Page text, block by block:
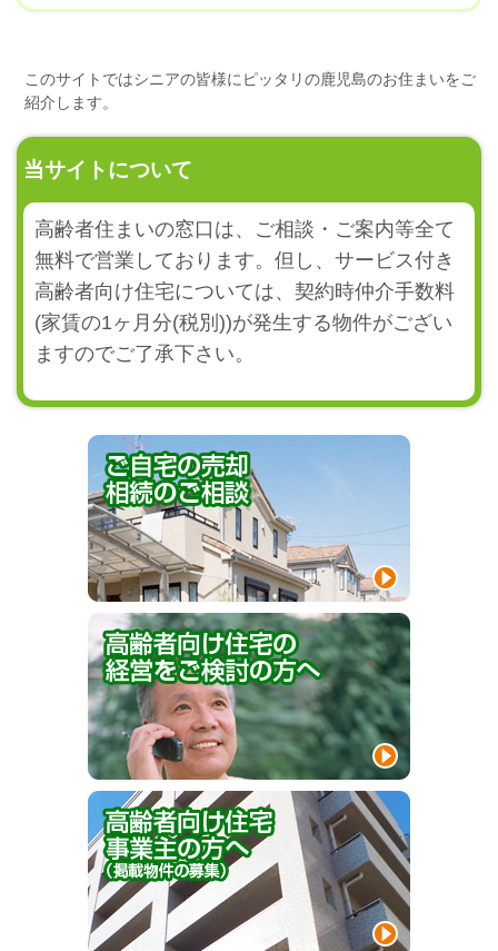
このサイトではシニアの皆様にピッタリの鹿児島のお住まいをご
紹介します。
当サイトについて
高齢者住まいの窓口は、ご相談・ご案内等全て
無料で営業しております。但し、サービス付き
高齢者向け住宅については、契約時仲介手数料
(家賃の1ヶ月分(税別))が発生する物件がござい
ますのでご了承下さい。